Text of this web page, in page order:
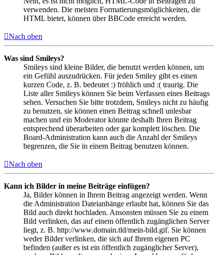
verwenden. Die meisten Formatierungsmöglichkeiten, die
HTML bietet, können über BBCode erreicht werden.
Nach oben
Was sind Smileys?
Smileys sind kleine Bilder, die benutzt werden können, um
ein Gefühl auszudrücken. Für jeden Smiley gibt es einen
kurzen Code, z. B. bedeutet :) fröhlich und :( traurig. Die
Liste aller Smileys können Sie beim Verfassen eines Beitrags
sehen. Versuchen Sie bitte trotzdem, Smileys nicht zu häufig
zu benutzen, sie können einen Beitrag schnell unlesbar
machen und ein Moderator könnte deshalb Ihren Beitrag
entsprechend überarbeiten oder gar komplett löschen. Die
Board-Administration kann auch die Anzahl der Smileys
begrenzen, die Sie in einem Beitrag benutzen können.
Nach oben
Kann ich Bilder in meine Beiträge einfügen?
Ja, Bilder können in Ihrem Beitrag angezeigt werden. Wenn
die Administration Dateianhänge erlaubt hat, können Sie das
Bild auch direkt hochladen. Ansonsten müssen Sie zu einem
Bild verlinken, das auf einem öffentlich zugänglichen Server
liegt, z. B. http://www.domain.tld/mein-bild.gif. Sie können
weder Bilder verlinken, die sich auf Ihrem eigenen PC
befinden (außer es ist ein öffentlich zugänglicher Server),